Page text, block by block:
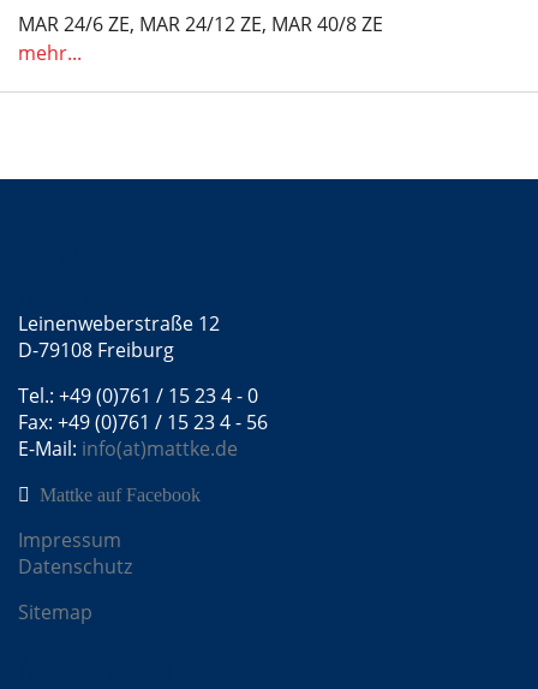
MAR 24/6 ZE, MAR 24/12 ZE, MAR 40/8 ZE
mehr...
Leinenweberstraße 12
D-79108 Freiburg
Tel.: +49 (0)761 / 15 23 4 - 0
Fax: +49 (0)761 / 15 23 4 - 56
E-Mail: info(at)mattke.de
Mattke auf Facebook
Impressum
Datenschutz
Sitemap